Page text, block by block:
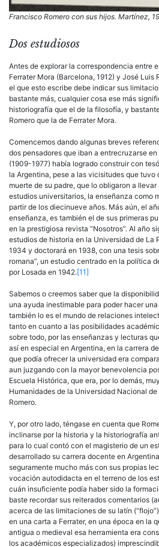
Francisco Romero con sus hijos. Martínez,
Dos estudiosos
Antes de explorar la correspondencia entre
Ferrater Mora (Barcelona, 1912) y José Luis
el que esto escribe debe indicar sus
bastante más, cualquier cosa ese más
historiografía que el de la filosofía, y
Romero que la de Ferrater Mora.
Comencemos dando algunas breves
dos pensadores que iban a entrecruzarse
(1909-1977) había logrado construir con
la Argentina, pese a las vicisitudes que tuvo
muerte de su padre, que lo obligaron a
estudios universitarios, la enseñanza como
partir de los diecinueve años. Más aún, el
enseñanza, es también el de sus primeras
en la prestigiosa revista “Nosotros”. Al año
estudios de historia en la Universidad de La
1934 y doctorará en 1938, con una tesis
romana”, un estudio centrado en la política
por Losada en 1942.[11]
Sabemos o creemos saber que la
una ayuda inestimable para poder hacer
también lo es el mundo de relaciones
tanto en cuanto a las posibilidades
sobre todo, por las enseñanzas y lecturas
así en especial en Argentina, en la carrera
que podía ofrecer la universidad era
aun juzgando con la mayor benevolencia
Escuela Histórica, que era, por lo demás,
Humanidades de la Universidad Nacional
Romero.
Y, por otro lado, téngase en cuenta que
inclinarse por la historia y la historiografía
para lo cual contó con el magisterio de un
desarrollado su carrera docente en
seguramente mucho más con sus propias
vocación autodidacta en el terreno de los
cuán insuficiente podía haber sido la
baste recordar sus reiterados comentarios
acerca de las limitaciones de su latín
en una carta a Ferrater, en una época en la
antigua o medieval esa herramienta era
los académicos especializados)